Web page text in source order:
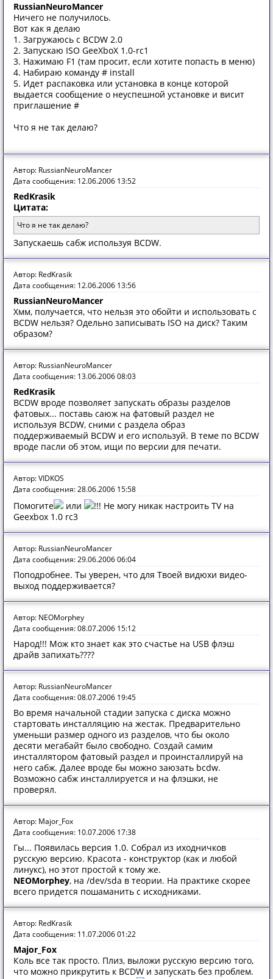
RussianNeuroMancer
Ничего не получилось.
Вот как я делаю
1. Загружаюсь с BCDW 2.0
2. Запускаю ISO GeeXboX 1.0-rc1
3. Нажимаю F1 (там просит, если хотите попасть в меню)
4. Набираю команду # install
5. Идет распаковка или установка в конце которой
выдается сообщение о неуспешной установке и висит
приглашение #
Что я не так делаю?
Автор: RussianNeuroMancer
Дата сообщения: 12.06.2006 13:52
RedKrasik
Цитата:
Что я не так делаю?
Запускаешь сабж используя BCDW.
Автор: RedKrasik
Дата сообщения: 12.06.2006 13:56
RussianNeuroMancer
Хмм, получается, что нельзя это обойти и использовать с
BCDW нельзя? Одельно записывать ISO на диск? Таким
образом?
Автор: RussianNeuroMancer
Дата сообщения: 13.06.2006 08:03
RedKrasik
BCDW вроде позволяет запускать образы разделов
фатовых... поставь саюж на фатовый раздел не
используя BCDW, сними с раздела образ
поддерживаемый BCDW и его используй. В теме по BCDW
вроде пасли об этом, ищи по версии для печати.
Автор: VIDKOS
Дата сообщения: 28.06.2006 15:58
Помогите или
!!! Не могу никак настроить TV на
Geexbox 1.0 rc3
Автор: RussianNeuroMancer
Дата сообщения: 29.06.2006 06:04
Поподробнее. Ты уверен, что для Твоей видюхи видео-
выход поддерживается?
Автор: NEOMorphey
Дата сообщения: 08.07.2006 15:12
Народ!!! Мож кто знает как это счастье на USB флэш
драйв запихать????
Автор: RussianNeuroMancer
Дата сообщения: 08.07.2006 19:45
Во время начальной стадии запуска с диска можно
стартовать инсталляцию на жестак. Предварительно
уменьши размер одного из разделов, что бы около
десяти мегабайт было свободно. Создай самим
инсталлятором фатовый раздел и проинсталлируй на
него сабж. Далее вроде бы можно заюзать bcdw.
Возможно сабж инсталлируется и на флэшки, не
проверял.
Автор: Major_Fox
Дата сообщения: 10.07.2006 17:38
Гы... Появилась версия 1.0. Собрал из иходничков
русскую версию. Красота - конструктор (как и любой
линукс), но этот простой к тому же.
NEOMorphey, на /dev/sda в теории. На практике скорее
всего придется пошаманить с исходниками.
Автор: RedKrasik
Дата сообщения: 11.07.2006 01:22
Major_Fox
Коль все так просто. Плиз, выложи русскую версию того,
что можно прикрутить к BCDW и запускать без проблем.